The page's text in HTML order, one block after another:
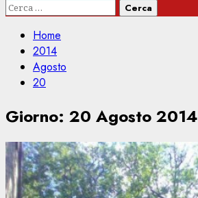
Ricerca
Home
2014
Agosto
20
Giorno: 20 Agosto 2014